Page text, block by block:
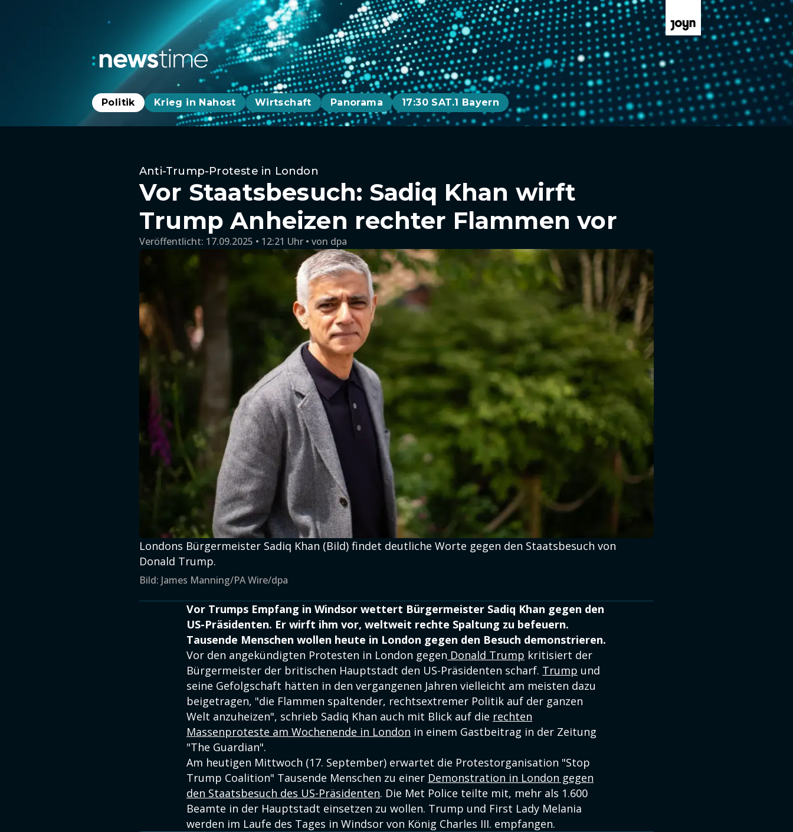
Politik Krieg in Nahost Wirtschaft Panorama 17:30 SAT.1 Bayern
Anti-Trump-Proteste in London
Vor Staatsbesuch: Sadiq Khan wirft
Trump Anheizen rechter Flammen vor
Veröffentlicht: 17.09.2025 • 12:21 Uhr von dpa
Londons Bürgermeister Sadiq Khan (Bild) findet deutliche Worte gegen den Staatsbesuch von
Donald Trump.
Bild: James Manning/PA Wire/dpa
Vor Trumps Empfang in Windsor wettert Bürgermeister Sadiq Khan gegen den
US-Präsidenten. Er wirft ihm vor, weltweit rechte Spaltung zu befeuern.
Tausende Menschen wollen heute in London gegen den Besuch demonstrieren.
Vor den angekündigten Protesten in London gegen Donald Trump kritisiert der
Bürgermeister der britischen Hauptstadt den US-Präsidenten scharf. Trump und
seine Gefolgschaft hätten in den vergangenen Jahren vielleicht am meisten dazu
beigetragen, "die Flammen spaltender, rechtsextremer Politik auf der ganzen
Welt anzuheizen", schrieb Sadiq Khan auch mit Blick auf die rechten
Massenproteste am Wochenende in London in einem Gastbeitrag in der Zeitung
"The Guardian".
Am heutigen Mittwoch (17. September) erwartet die Protestorganisation "Stop
Trump Coalition" Tausende Menschen zu einer Demonstration in London gegen
den Staatsbesuch des US-Präsidenten. Die Met Police teilte mit, mehr als 1.600
Beamte in der Hauptstadt einsetzen zu wollen. Trump und First Lady Melania
werden im Laufe des Tages in Windsor von König Charles III. empfangen.